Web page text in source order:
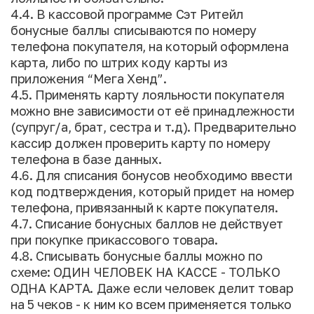
4.4. В кассовой программе Сэт Ритейл
бонусные баллы списываются по номеру
телефона покупателя, на который оформлена
карта, либо по штрих коду карты из
приложения “Мега Хенд”.
4.5. Применять карту лояльности покупателя
можно вне зависимости от её принадлежности
(супруг/а, брат, сестра и т.д). Предварительно
кассир должен проверить карту по номеру
телефона в базе данных.
4.6. Для списания бонусов необходимо ввести
код подтверждения, который придет на номер
телефона, привязанный к карте покупателя.
4.7. Списание бонусных баллов не действует
при покупке прикассового товара.
4.8. Списывать бонусные баллы можно по
схеме: ОДИН ЧЕЛОВЕК НА КАССЕ - ТОЛЬКО
ОДНА КАРТА. Даже если человек делит товар
на 5 чеков - к ним ко всем применяется только